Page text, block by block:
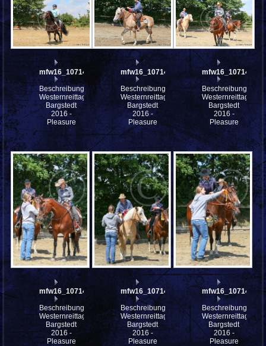
mfw16_107149ww
Beschreibung:
Westernreittage
Bargstedt
2016 -
Pleasure
mfw16_107148ww
Beschreibung:
Westernreittage
Bargstedt
2016 -
Pleasure
mfw16_107147ww
Beschreibung:
Westernreittage
Bargstedt
2016 -
Pleasure
mfw16_107146ww
Beschreibung:
Westernreittage
Bargstedt
2016 -
Pleasure
mfw16_107145ww
Beschreibung:
Westernreittage
Bargstedt
2016 -
Pleasure
mfw16_107144ww
Beschreibung:
Westernreittage
Bargstedt
2016 -
Pleasure